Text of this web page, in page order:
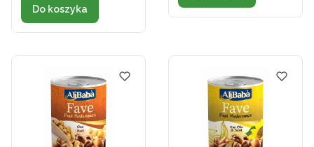
Do koszyka